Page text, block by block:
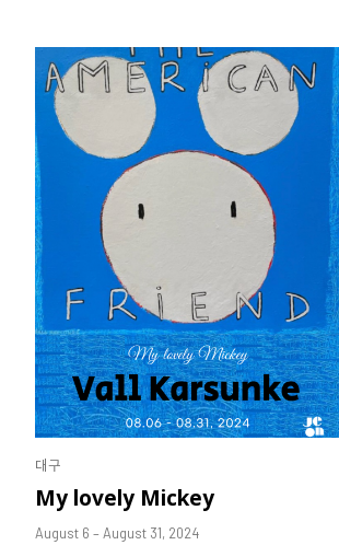
대구
My lovely Mickey
August 6 – August 31, 2024